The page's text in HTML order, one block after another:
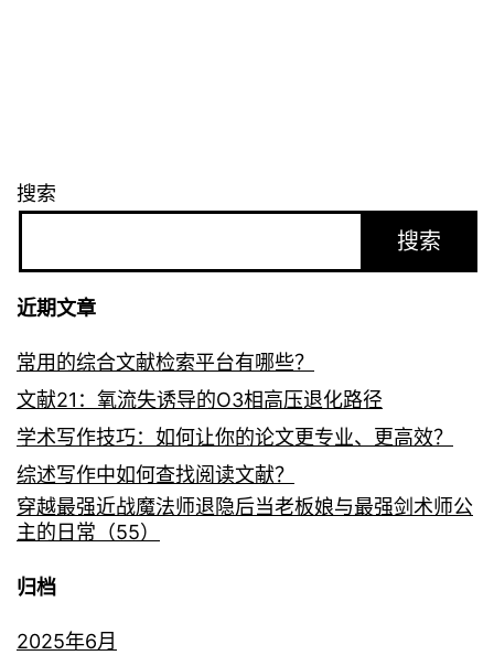
搜索
搜索
近期文章
常用的综合文献检索平台有哪些？
文献21：氧流失诱导的O3相高压退化路径
学术写作技巧：如何让你的论文更专业、更高效？
综述写作中如何查找阅读文献？
穿越最强近战魔法师退隐后当老板娘与最强剑术师公
主的日常（55）
归档
2025年6月